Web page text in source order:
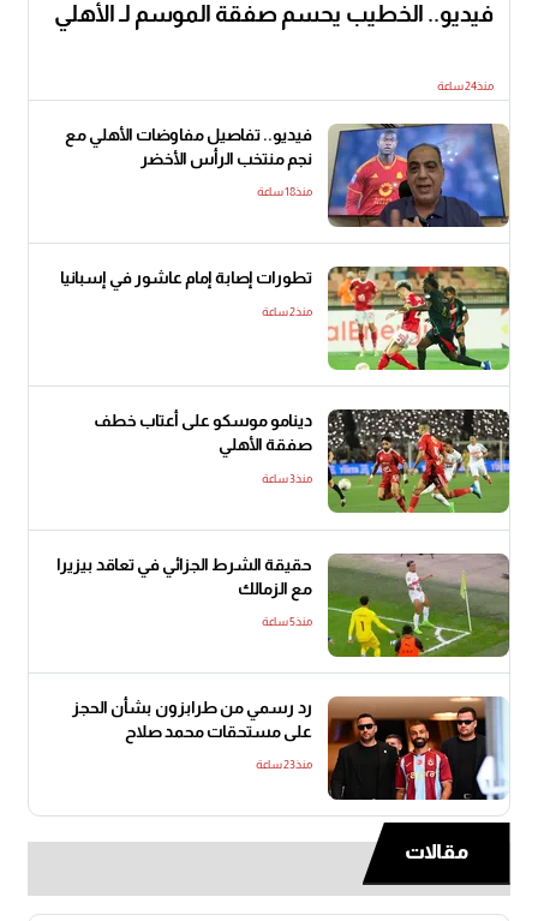
فيديو.. الخطيب يحسم صفقة الموسم لـ الأهلي
منذ24 ساعة
فيديو.. تفاصيل مفاوضات الأهلي مع
نجم منتخب الرأس الأخضر
منذ18 ساعة
تطورات إصابة إمام عاشور في إسبانيا
منذ2 ساعة
دينامو موسكو على أعتاب خطف
صفقة الأهلي
منذ3 ساعة
حقيقة الشرط الجزائي في تعاقد بيزيرا
مع الزمالك
منذ5 ساعة
رد رسمي من طرابزون بشأن الحجز
على مستحقات محمد صلاح
منذ23 ساعة
مقالات